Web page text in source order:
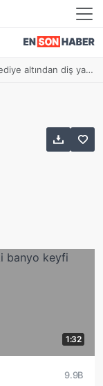
altından diş yapıldı
1:32
9.9B